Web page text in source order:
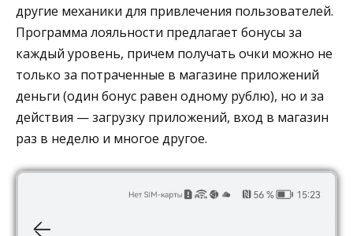
другие механики для привлечения пользователей.
Программа лояльности предлагает бонусы за
каждый уровень, причем получать очки можно не
только за потраченные в магазине приложений
деньги (один бонус равен одному рублю), но и за
действия — загрузку приложений, вход в магазин
раз в неделю и многое другое.